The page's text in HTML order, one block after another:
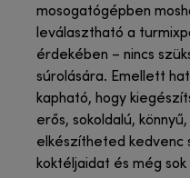
mosogatógépben
leválasztható a
érdekében – nincs
súrolására. Emellett
kapható, hogy
erős, sokoldalú,
elkészítheted kedvenc
koktéljaidat és még